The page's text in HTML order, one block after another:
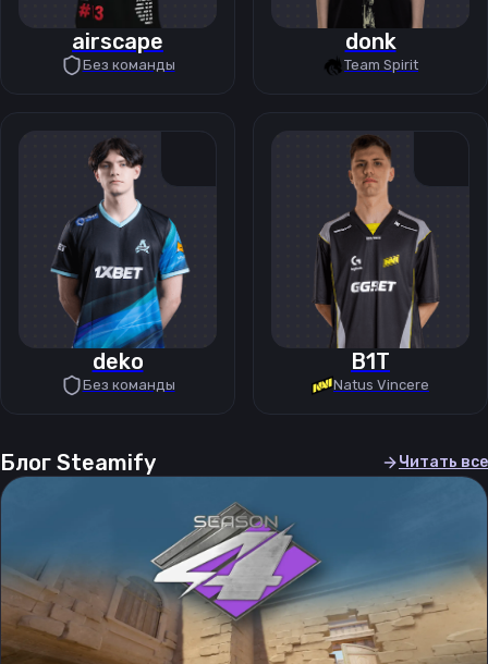
airscape
Без команды
donk
Team Spirit
deko
Без команды
B1T
Natus Vincere
Блог Steamify Читать все